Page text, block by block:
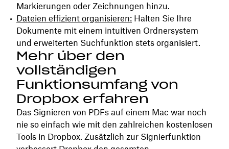
Markierungen oder Zeichnungen hinzu.
Dateien effizient organisieren: Halten Sie Ihre
Dokumente mit einem intuitiven Ordnersystem
und erweiterten Suchfunktion stets organisiert.
Mehr über den
vollständigen
Funktionsumfang von
Dropbox erfahren
Das Signieren von PDFs auf einem Mac war noch
nie so einfach wie mit den zahlreichen kostenlosen
Tools in Dropbox. Zusätzlich zur Signierfunktion